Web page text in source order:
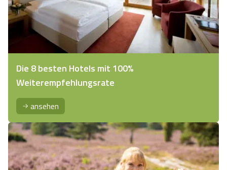
Die 8 besten Hotels mit 100%
Weiterempfehlungsrate
ansehen